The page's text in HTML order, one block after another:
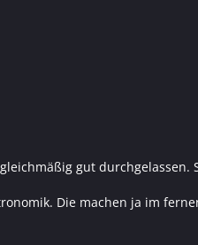
gut durchgelassen.
Die machen ja im